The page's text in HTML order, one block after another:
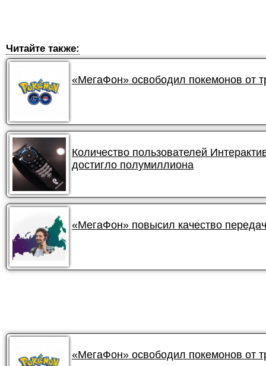
Читайте также:
«МегаФон» освободил покемонов от
Количество пользователей
достигло полумиллиона
«МегаФон» повысил качество
«МегаФон» освободил покемонов от